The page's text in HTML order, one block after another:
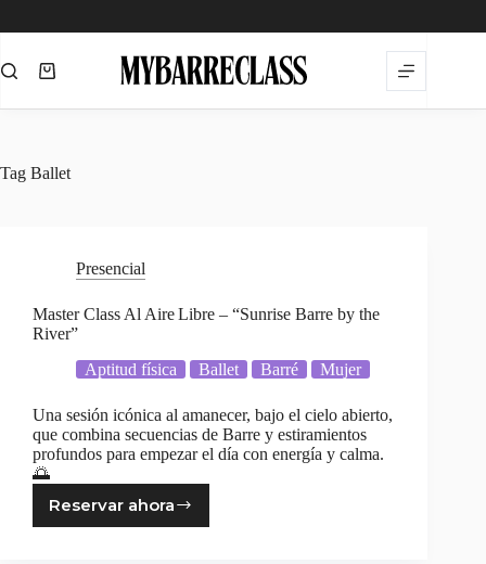
Carro
Tag Ballet
Presencial
Master Class Al Aire Libre – “Sunrise Barre by the
River”
Aptitud física
Ballet Barré Mujer
Una sesión icónica al amanecer, bajo el cielo abierto,
que combina secuencias de Barre y estiramientos
profundos para empezar el día con energía y calma.
🌅
Reservar ahora
Master